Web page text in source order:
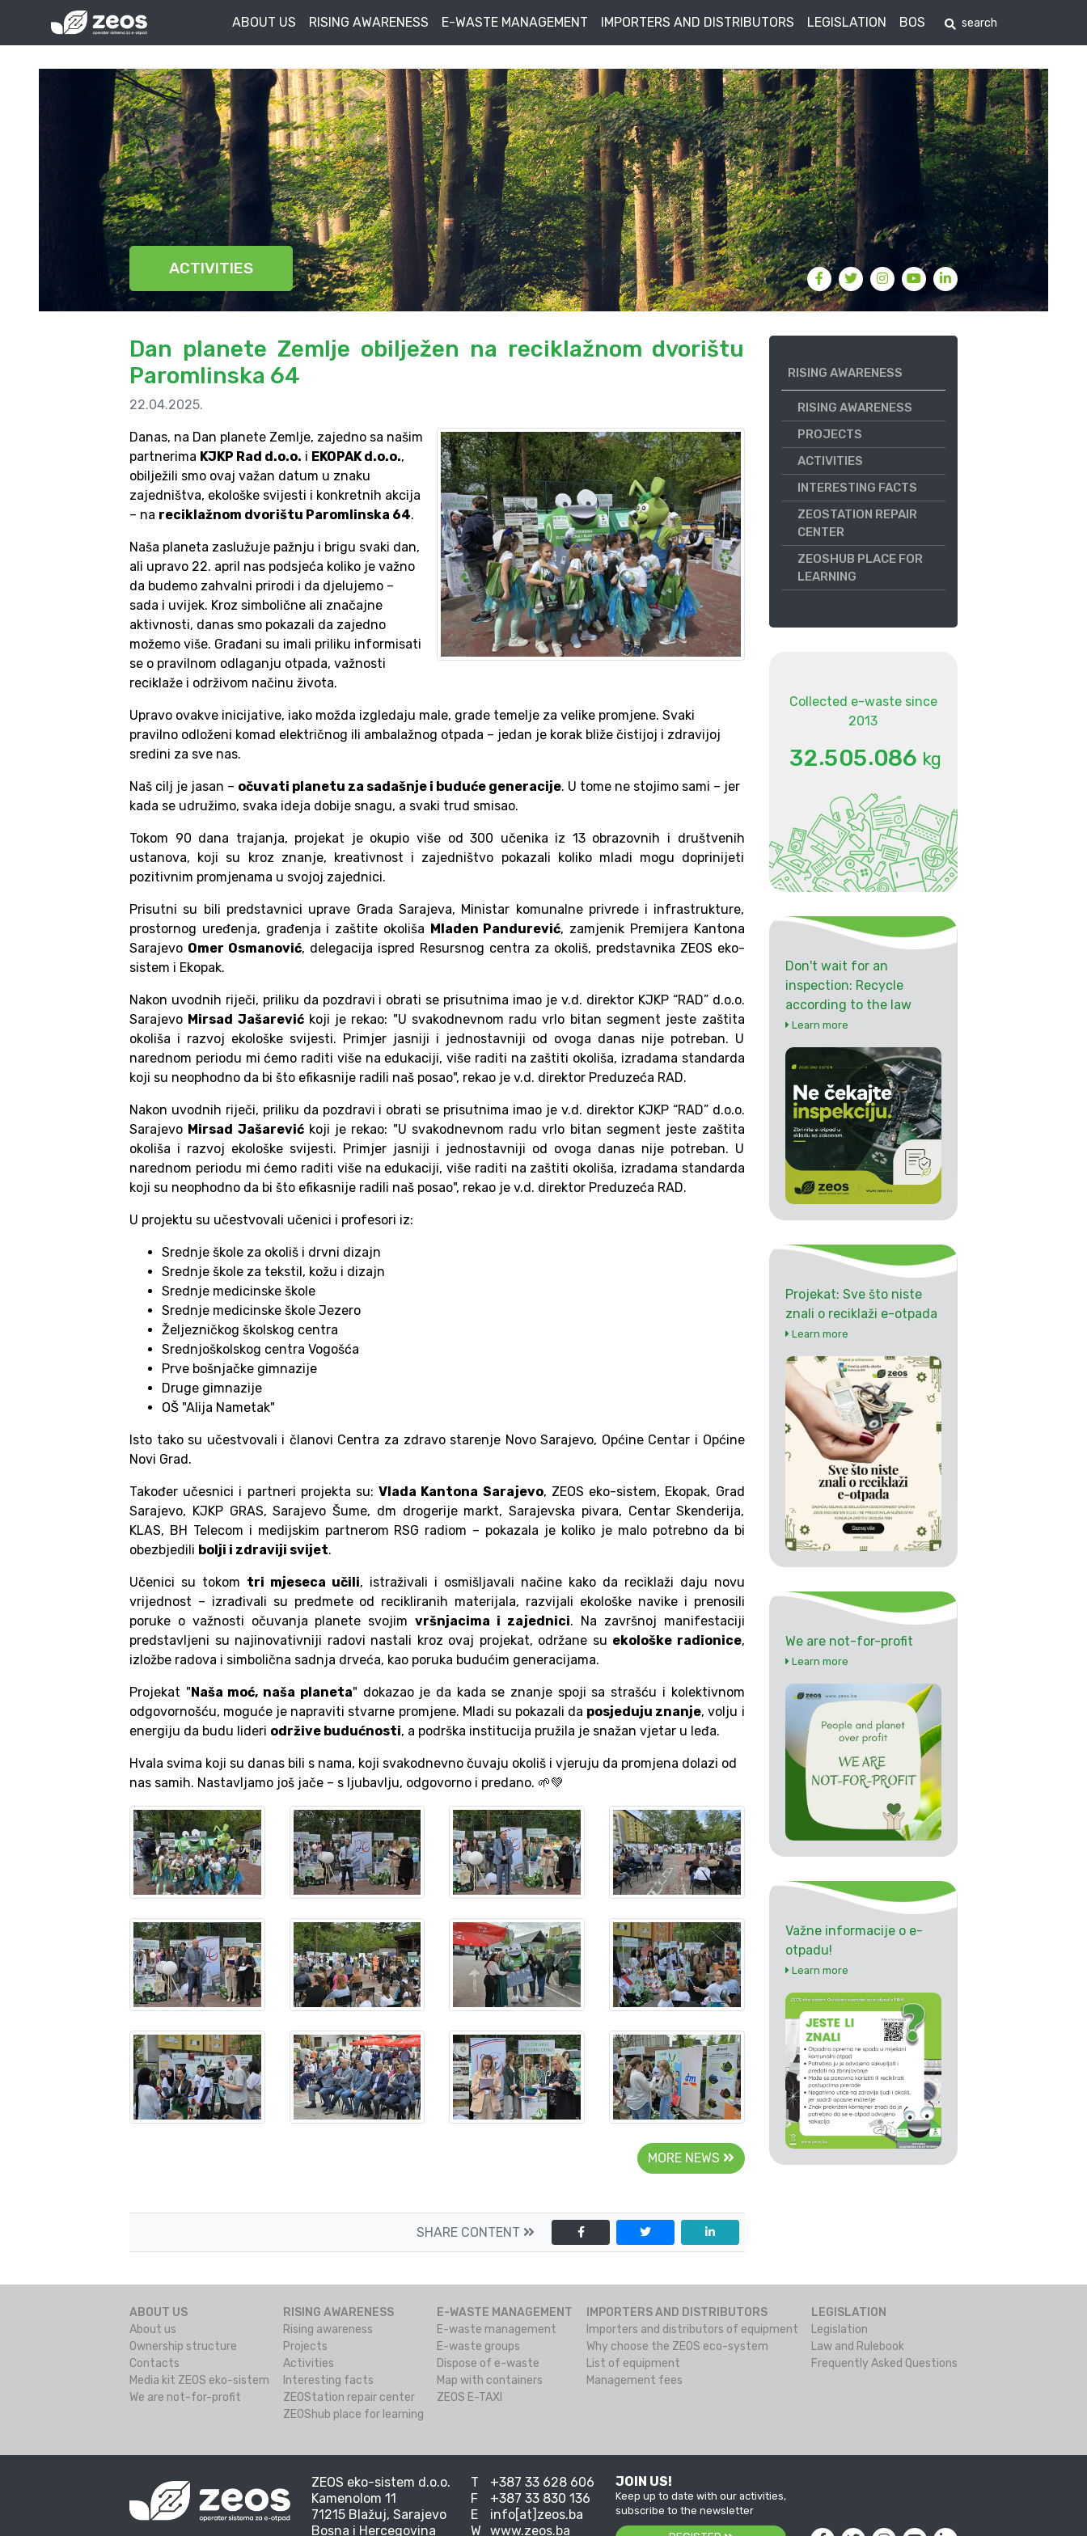
ABOUT US RISING AWARENESS E-WASTE MANAGEMENT IMPORTERS AND DISTRIBUTORS LEGISLATION BOS
ACTIVITIES
Dan planete Zemlje obilježen na reciklažnom dvorištu
Paromlinska 64
22.04.2025.
Danas, na Dan planete Zemlje, zajedno sa našim
partnerima KJKP Rad d.o.o. i EKOPAK d.o.o.,
obilježili smo ovaj važan datum u znaku
zajedništva, ekološke svijesti i konkretnih akcija
– na reciklažnom dvorištu Paromlinska 64.
Naša planeta zaslužuje pažnju i brigu svaki dan,
ali upravo 22. april nas podsjeća koliko je važno
da budemo zahvalni prirodi i da djelujemo –
sada i uvijek. Kroz simbolične ali značajne
aktivnosti, danas smo pokazali da zajedno
možemo više. Građani su imali priliku informisati
se o pravilnom odlaganju otpada, važnosti
reciklaže i održivom načinu života.
Upravo ovakve inicijative, iako možda izgledaju male, grade temelje za velike promjene. Svaki
pravilno odloženi komad električnog ili ambalažnog otpada – jedan je korak bliže čistijoj i zdravijoj
sredini za sve nas.
Naš cilj je jasan – očuvati planetu za sadašnje i buduće generacije. U tome ne stojimo sami – jer
kada se udružimo, svaka ideja dobije snagu, a svaki trud smisao.
Tokom 90 dana trajanja, projekat je okupio više od 300 učenika iz 13 obrazovnih i društvenih
ustanova, koji su kroz znanje, kreativnost i zajedništvo pokazali koliko mladi mogu doprinijeti
pozitivnim promjenama u svojoj zajednici.
Prisutni su bili predstavnici uprave Grada Sarajeva, Ministar komunalne privrede i infrastrukture,
prostornog uređenja, građenja i zaštite okoliša Mladen Pandurević, zamjenik Premijera Kantona
Sarajevo Omer Osmanović, delegacija ispred Resursnog centra za okoliš, predstavnika ZEOS eko-
sistem i Ekopak.
Nakon uvodnih riječi, priliku da pozdravi i obrati se prisutnima imao je v.d. direktor KJKP “RAD” d.o.o.
Sarajevo Mirsad Jašarevićkoji je rekao: "U svakodnevnom radu vrlo bitan segment jeste zaštita
okoliša i razvoj ekološke svijesti. Primjer jasniji i jednostavniji od ovoga danas nije potreban. U
narednom periodu mi ćemo raditi više na edukaciji, više raditi na zaštiti okoliša, izradama standarda
koji su neophodno da bi što efikasnije radili naš posao", rekao je v.d. direktor Preduzeća RAD.
Nakon uvodnih riječi, priliku da pozdravi i obrati se prisutnima imao je v.d. direktor KJKP “RAD” d.o.o.
Sarajevo Mirsad Jašarevićkoji je rekao: "U svakodnevnom radu vrlo bitan segment jeste zaštita
okoliša i razvoj ekološke svijesti. Primjer jasniji i jednostavniji od ovoga danas nije potreban. U
narednom periodu mi ćemo raditi više na edukaciji, više raditi na zaštiti okoliša, izradama standarda
koji su neophodno da bi što efikasnije radili naš posao", rekao je v.d. direktor Preduzeća RAD.
U projektu su učestvovali učenici i profesori iz:
Srednje škole za okoliš i drvni dizajn
Srednje škole za tekstil, kožu i dizajn
Srednje medicinske škole
Srednje medicinske škole Jezero
Željezničkog školskog centra
Srednjoškolskog centra Vogošća
Prve bošnjačke gimnazije
Druge gimnazije
OŠ "Alija Nametak"
Isto tako su učestvovali i članovi Centra za zdravo starenje Novo Sarajevo, Općine Centar i Općine
Novi Grad.
Također učesnici i partneri projekta su:Vlada Kantona Sarajevo, ZEOS eko-sistem, Ekopak, Grad
Sarajevo, KJKP GRAS, Sarajevo Šume, dm drogerije markt, Sarajevska pivara, Centar Skenderija,
KLAS, BH Telecom i medijskim partnerom RSG radiom – pokazala je koliko je malo potrebno da bi
obezbjedili bolji i zdraviji svijet.
Učenici su tokom tri mjeseca učili, istraživali i osmišljavali načine kako da reciklaži daju novu
vrijednost – izrađivali su predmete od recikliranih materijala, razvijali ekološke navike i prenosili
poruke o važnosti očuvanja planete svojimvršnjacima i zajednici. Na završnoj manifestaciji
predstavljeni su najinovativniji radovi nastali kroz ovaj projekat, održane su ekološke radionice,
izložbe radova i simbolična sadnja drveća, kao poruka budućim generacijama.
Projekat "Naša moć, naša planeta" dokazao je da kada se znanje spoji sa strašću i kolektivnom
odgovornošću, moguće je napraviti stvarne promjene. Mladi su pokazali da posjeduju znanje, volju i
energiju da budu lideri održive budućnosti, a podrška institucija pružila je snažan vjetar u leđa.
Hvala svima koji su danas bili s nama, koji svakodnevno čuvaju okoliš i vjeruju da promjena dolazi od
nas samih. Nastavljamo još jače – s ljubavlju, odgovorno i predano. 🌱💚
MORE NEWS
SHARE CONTENT
RISING AWARENESS
RISING AWARENESS
PROJECTS
ACTIVITIES
INTERESTING FACTS
ZEOSTATION REPAIR
CENTER
ZEOSHUB PLACE FOR
LEARNING
Collected e-waste since
2013
32.505.086 kg
Don't wait for an
inspection: Recycle
according to the law
Learn more
Projekat: Sve što niste
znali o reciklaži e-otpada
Learn more
We are not-for-profit
Learn more
Važne informacije o e-
otpadu!
Learn more
ABOUT US
About us
Ownership structure
Contacts
Media kit ZEOS eko-sistem
We are not-for-profit
RISING AWARENESS
Rising awareness
Projects
Activities
Interesting facts
ZEOStation repair center
ZEOShub place for learning
E-WASTE MANAGEMENT
E-waste management
E-waste groups
Dispose of e-waste
Map with containers
ZEOS E-TAXI
IMPORTERS AND DISTRIBUTORS
Importers and distributors of equipment
Why choose the ZEOS eco-system
List of equipment
Management fees
LEGISLATION
Legislation
Law and Rulebook
Frequently Asked Questions
ZEOS eko-sistem d.o.o.
Kamenolom 11
71215 Blažuj, Sarajevo
Bosna i Hercegovina
T
+387 33 628 606
F
+387 33 830 136
E
info[at]zeos.ba
W
www.zeos.ba
JOIN US!
Keep up to date with our activities,
subscribe to the newsletter